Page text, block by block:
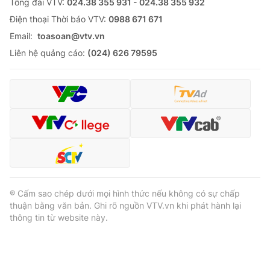
Tổng đài VTV: 024.38 355 931 - 024.38 355 932
Ðiện thoại Thời báo VTV: 0988 671 671
Email: toasoan@vtv.vn
Liên hệ quảng cáo: (024) 626 79595
® Cấm sao chép dưới mọi hình thức nếu không có sự chấp
thuận bằng văn bản. Ghi rõ nguồn VTV.vn khi phát hành lại
thông tin từ website này.